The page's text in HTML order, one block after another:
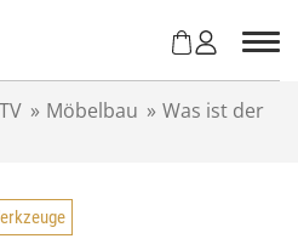
» Möbelbau » Was ist der